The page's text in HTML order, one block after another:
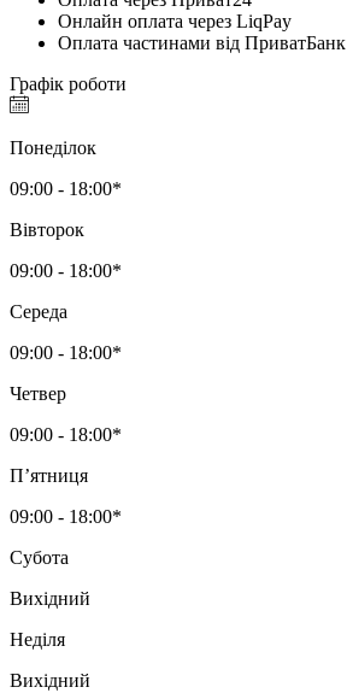
Онлайн оплата через LiqPay
Оплата частинами від ПриватБанк
Графік роботи
Понеділок
09:00 - 18:00*
Вівторок
09:00 - 18:00*
Середа
09:00 - 18:00*
Четвер
09:00 - 18:00*
Пʼятниця
09:00 - 18:00*
Субота
Вихідний
Неділя
Вихідний